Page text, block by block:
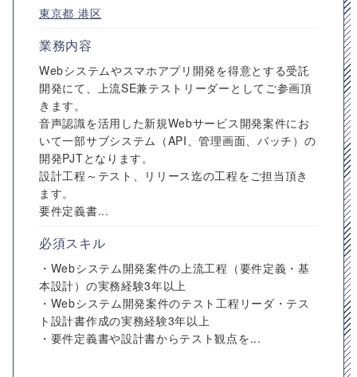
東京都 港区
業務内容
Webシステムやスマホアプリ開発を得意とする受託
開発にて、上流SE兼テストリーダーとしてご参画頂
きます。
音声認識を活用した新規Webサービス開発案件にお
いて一部サブシステム（API、管理画面、バッチ）の
開発PJTとなります。
設計工程～テスト、リリース迄の工程をご担当頂き
ます。
要件定義書...
必須スキル
・Webシステム開発案件の上流工程（要件定義・基
本設計）の実務経験3年以上
・Webシステム開発案件のテスト工程リーダ・テス
ト設計書作成の実務経験3年以上
・要件定義書や設計書からテスト観点を...